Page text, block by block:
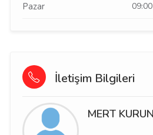
Pazar
İletişim Bilgileri
MERT KURUN